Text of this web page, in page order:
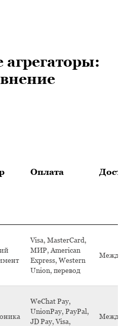
агрегаторы:
Оплата
Visa, MasterCard,
МИР, American
Express, Western
Union, перевод
WeChat Pay,
UnionPay, PayPal,
JD Pay, Visa,